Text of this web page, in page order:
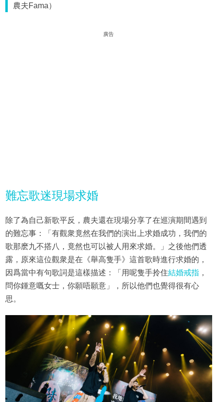
農夫Fama）
廣告
難忘歌迷現場求婚
除了為自己新歌平反，農夫還在現場分享了在巡演期間遇到
的難忘事：「有觀衆竟然在我們的演出上求婚成功，我們的
歌那麽九不搭八，竟然也可以被人用來求婚。」之後他們透
露，原來這位觀衆是在《舉高隻手》這首歌時進行求婚的，
因爲當中有句歌詞是這樣描述：「用呢隻手拎住結婚戒指，
問你鍾意嘅女士，你願唔願意」，所以他們也覺得很有心
思。